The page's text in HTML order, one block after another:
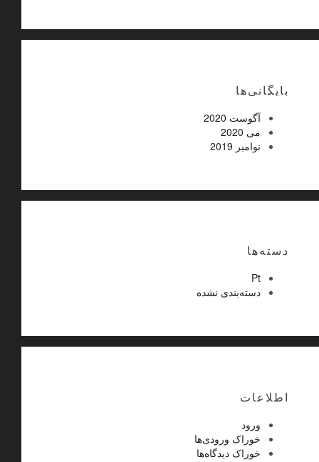
بایگانی‌ها
آگوست 2020
می 2020
نوامبر 2019
دسته‌ها
Pt
دسته‌بندی نشده
اطلاعات
ورود
خوراک ورودی‌ها
خوراک دیدگاه‌ها